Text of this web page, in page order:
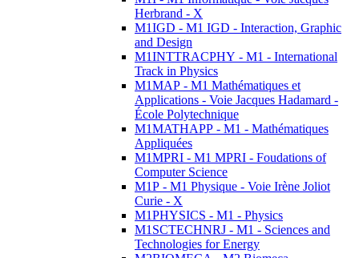
Herbrand - X
M1IGD - M1 IGD - Interaction, Graphic
and Design
M1INTTRACPHY - M1 - International
Track in Physics
M1MAP - M1 Mathématiques et
Applications - Voie Jacques Hadamard -
École Polytechnique
M1MATHAPP - M1 - Mathématiques
Appliquées
M1MPRI - M1 MPRI - Foudations of
Computer Science
M1P - M1 Physique - Voie Irène Joliot
Curie - X
M1PHYSICS - M1 - Physics
M1SCTECHNRJ - M1 - Sciences and
Technologies for Energy